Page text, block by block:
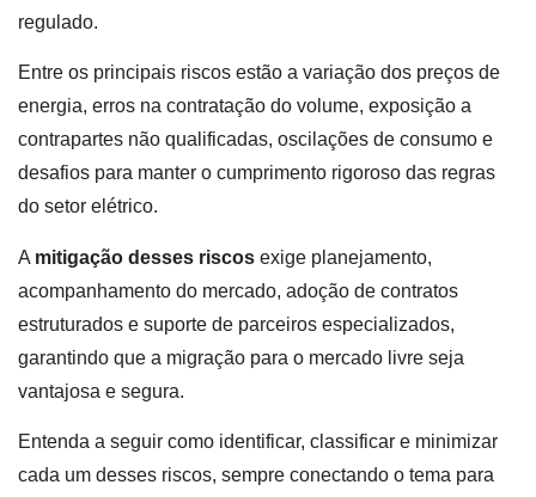
regulado.
Entre os principais riscos estão a variação dos preços de
energia, erros na contratação do volume, exposição a
contrapartes não qualificadas, oscilações de consumo e
desafios para manter o cumprimento rigoroso das regras
do setor elétrico.
A mitigação desses riscos exige planejamento,
acompanhamento do mercado, adoção de contratos
estruturados e suporte de parceiros especializados,
garantindo que a migração para o mercado livre seja
vantajosa e segura.
Entenda a seguir como identificar, classificar e minimizar
cada um desses riscos, sempre conectando o tema para